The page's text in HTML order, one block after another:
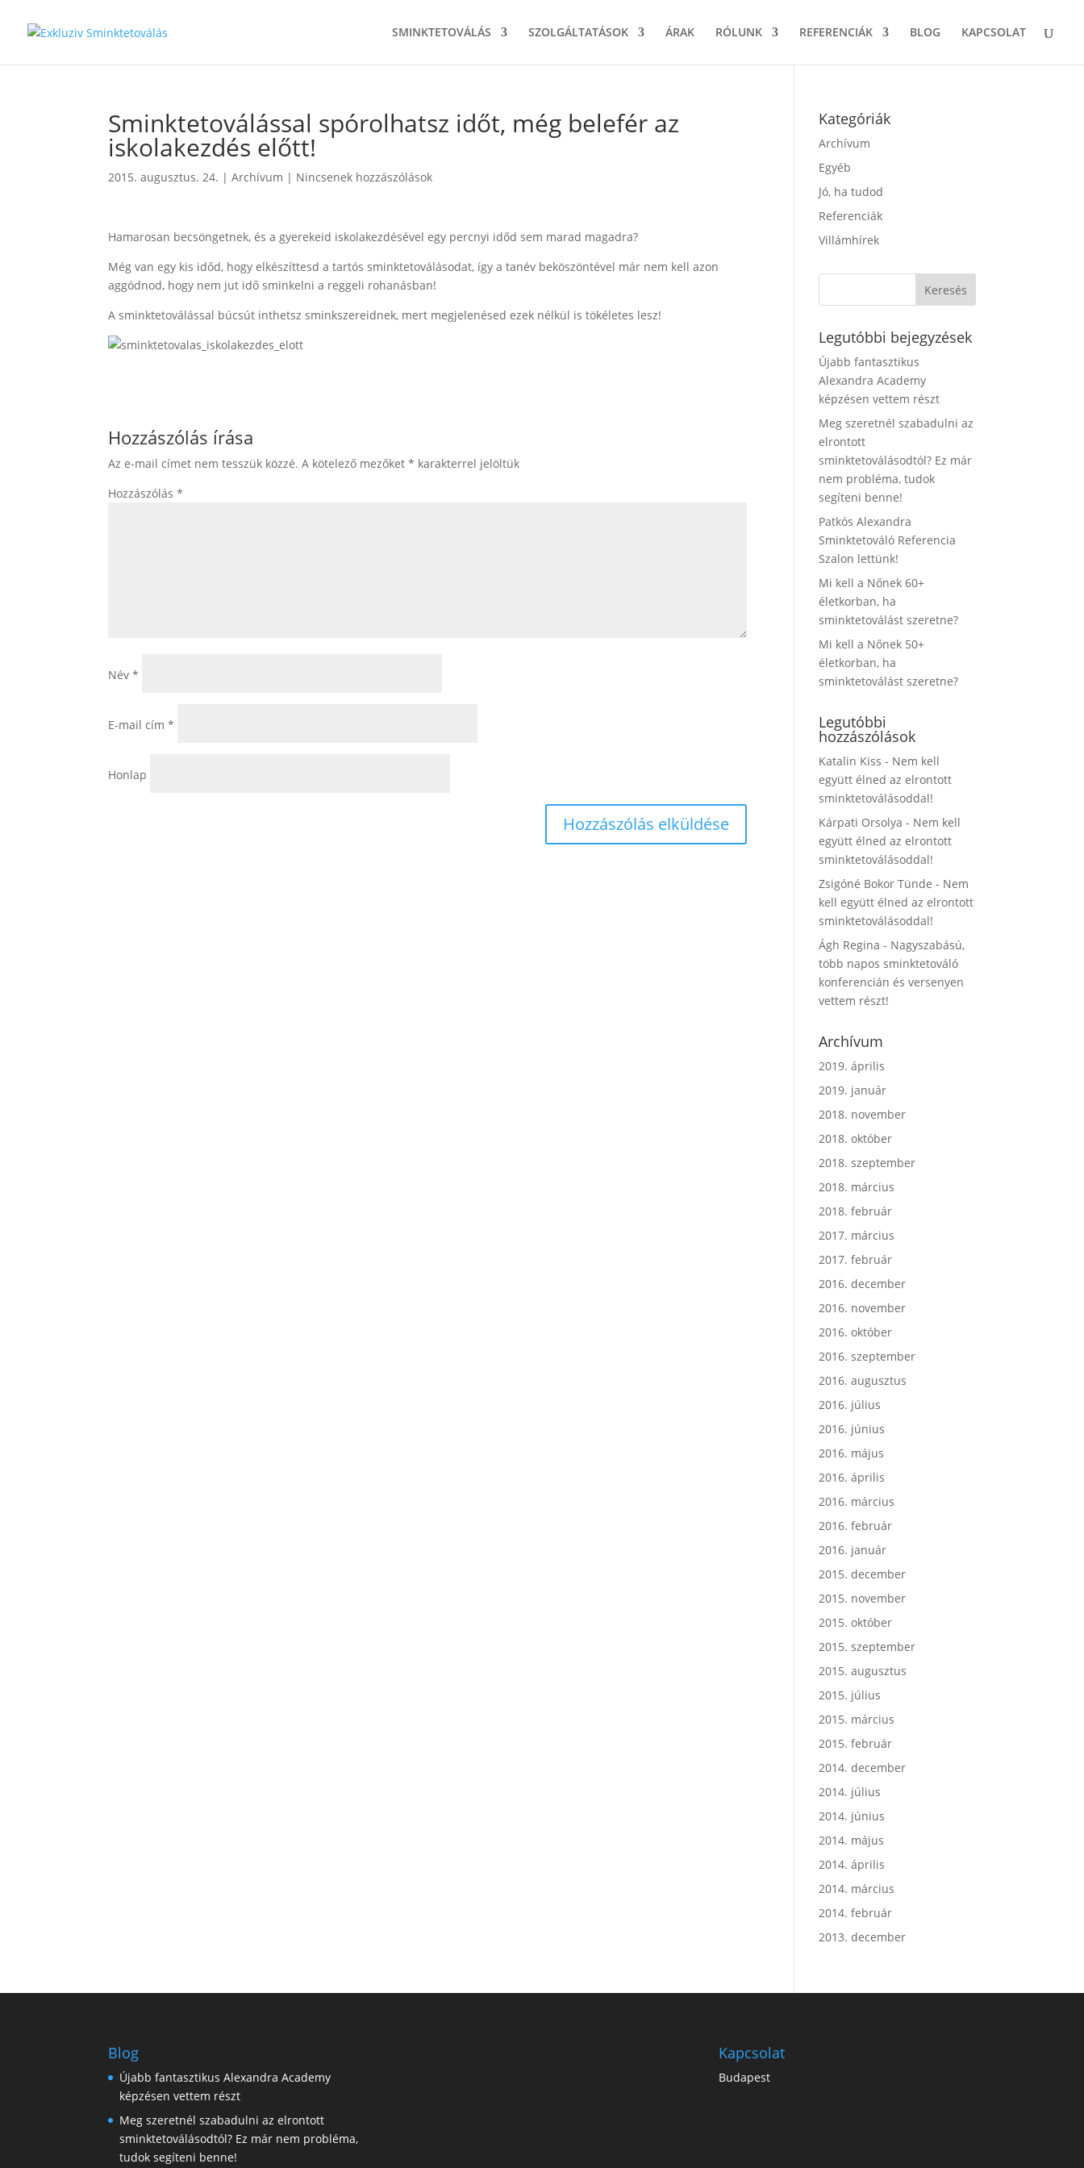
SMINKTETOVÁLÁS SZOLGÁLTATÁSOK ÁRAK RÓLUNK REFERENCIÁK BLOG KAPCSOLAT
Sminktetoválással spórolhatsz időt, még belefér az
iskolakezdés előtt!
2015. augusztus. 24. |Archívum | Nincsenek hozzászólások
Hamarosan becsöngetnek, és a gyerekeid iskolakezdésével egy percnyi időd sem marad magadra?
Még van egy kis időd, hogy elkészíttesd a tartós sminktetoválásodat, így a tanév beköszöntével már nem kell azon
aggódnod, hogy nem jut idő sminkelni a reggeli rohanásban!
A sminktetoválással búcsút inthetsz sminkszereidnek, mert megjelenésed ezek nélkül is tökéletes lesz!
Hozzászólás írása
Az e-mail címet nem tesszük közzé. A kötelező mezőket* karakterrel jelöltük
Hozzászólás*
Név*
E-mail cím*
Honlap
Kategóriák
Archívum
Egyéb
Jó, ha tudod
Referenciák
Villámhírek
Legutóbbi bejegyzések
Újabb fantasztikus
Alexandra Academy
képzésen vettem részt
Meg szeretnél szabadulni az
elrontott
sminktetoválásodtól? Ez már
nem probléma, tudok
segíteni benne!
Patkós Alexandra
Sminktetováló Referencia
Szalon lettünk!
Mi kell a Nőnek 60+
életkorban, ha
sminktetoválást szeretne?
Mi kell a Nőnek 50+
életkorban, ha
sminktetoválást szeretne?
Legutóbbi
hozzászólások
Katalin Kiss - Nem kell
együtt élned az elrontott
sminktetoválásoddal!
Kárpati Orsolya - Nem kell
együtt élned az elrontott
sminktetoválásoddal!
Zsigóné Bokor Tünde - Nem
kell együtt élned az elrontott
sminktetoválásoddal!
Ágh Regina - Nagyszabású,
több napos sminktetováló
konferencián és versenyen
vettem részt!
Archívum
2019. április
2019. január
2018. november
2018. október
2018. szeptember
2018. március
2018. február
2017. március
2017. február
2016. december
2016. november
2016. október
2016. szeptember
2016. augusztus
2016. július
2016. június
2016. május
2016. április
2016. március
2016. február
2016. január
2015. december
2015. november
2015. október
2015. szeptember
2015. augusztus
2015. július
2015. március
2015. február
2014. december
2014. július
2014. június
2014. május
2014. április
2014. március
2014. február
2013. december
Blog
Újabb fantasztikus Alexandra Academy
képzésen vettem részt
Meg szeretnél szabadulni az elrontott
sminktetoválásodtól? Ez már nem probléma,
tudok segíteni benne!
Kapcsolat
Budapest